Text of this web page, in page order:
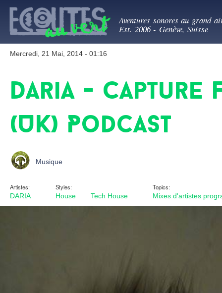
Ecoutes au
Aventures sonores au grand
Est. 2006 - Genève, Suisse
Mercredi, 21 Mai, 2014 - 01:16
Daria - Capture
(UK) Podcast
Musique
Artistes:
DARIA
Styles:
House
Tech House
Topics:
Mixes d'artistes